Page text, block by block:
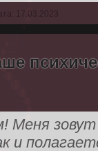
17.03.2023
Меня
и